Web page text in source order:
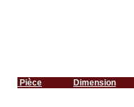
Pièce Dimension